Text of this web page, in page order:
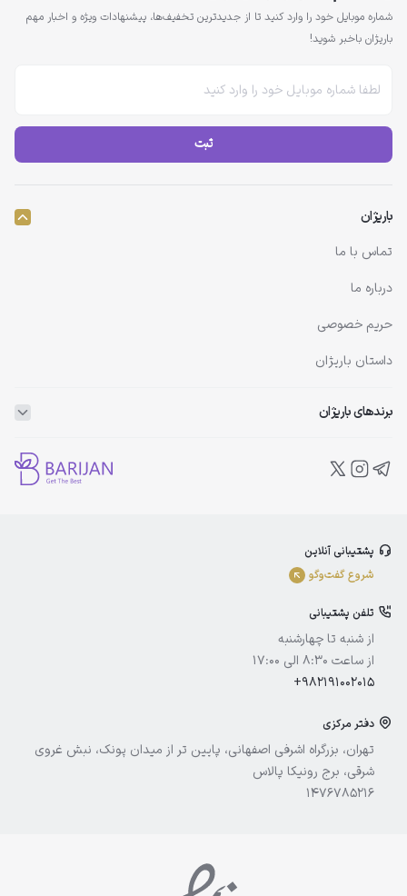
شماره موبایل خود را وارد کنید تا از جدیدترین تخفیف‌ها، پیشنهادات ویژه و اخبار مهم
باریژان باخبر شوید!
ثبت
باریژان
تماس با ما
درباره ما
حریم خصوصی
داستان باریژان
برندهای باریژان
ویتالیر
الوینا
آیسول
پشتیبانی آنلاین
شروع گفت‌و‌گو
تلفن پشتیبانی
از شنبه تا چهارشنبه
از ساعت 8:30 الی 17:00
+982191002015
دفتر مرکزی
تهران، بزرگراه اشرفی اصفهانی، پایین تر از میدان پونک، نبش غروی
شرقی، برج رونیکا پالاس
1476785216